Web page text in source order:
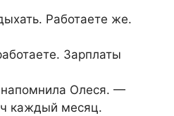
Работаете же.
Зарплаты
Олеся. —
каждый месяц.